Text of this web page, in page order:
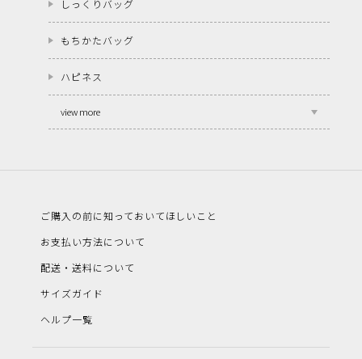
しっくりバッグ
もちかたバッグ
ハピネス
view more
ご購入の前に知っておいてほしいこと
お支払い方法について
配送・送料について
サイズガイド
ヘルプ一覧